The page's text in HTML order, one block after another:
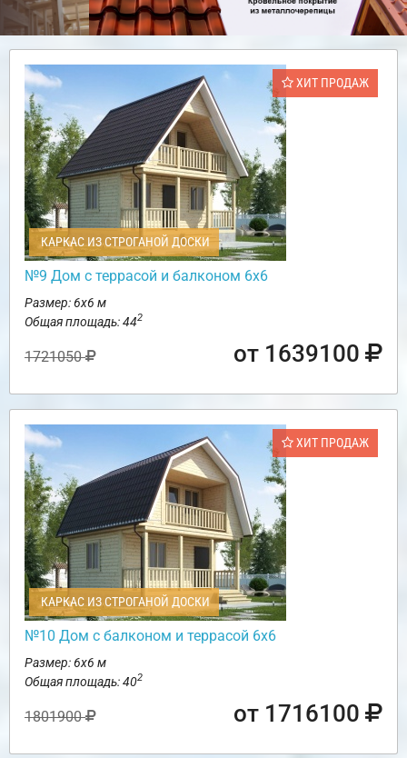
ХИТ ПРОДАЖ
КАРКАС ИЗ СТРОГАНОЙ ДОСКИ
№9 Дом с террасой и балконом 6х6
Размер: 6х6 м
Общая площадь: 442
1721050 от 1639100
ХИТ ПРОДАЖ
КАРКАС ИЗ СТРОГАНОЙ ДОСКИ
№10 Дом с балконом и террасой 6х6
Размер: 6х6 м
Общая площадь: 402
1801900 от 1716100